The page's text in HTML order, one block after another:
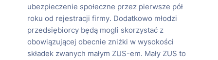
ubezpieczenie społeczne przez pierwsze pół
roku od rejestracji firmy. Dodatkowo młodzi
przedsiębiorcy będą mogli skorzystać z
obowiązującej obecnie zniżki w wysokości
składek zwanych małym ZUS-em. Mały ZUS to